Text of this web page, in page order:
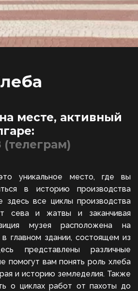
месте, активный
(телеграм)
уникальное место, где вы
в историю производства
здесь все циклы производства
сева и жатвы и заканчивая
музея расположена на
главном здании, состоящем из
представлены различные
помогут вам понять роль хлеба
и историю земледелия. Также
о циклах работ от пахоты до